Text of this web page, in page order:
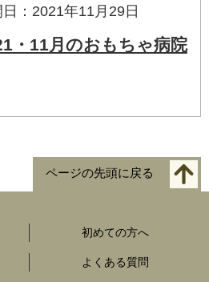
：2021年11月29日
・11月のおもちゃ病院
ページの先頭に戻る
初めての方へ
よくある質問